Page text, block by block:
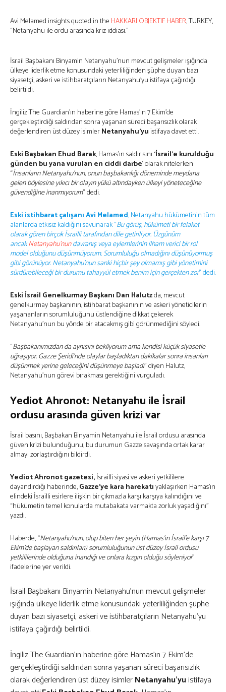
Avi Melamed insights quoted in the HAKKARI OBJEKTIF HABER, TURKEY,
“Netanyahu ile ordu arasında kriz iddiası.”
İsrail Başbakanı Binyamin Netanyahu’nun mevcut gelişmeler ışığında
ülkeye liderlik etme konusundaki yeterliliğinden şüphe duyan bazı
siyasetçi, askeri ve istihbaratçıların Netanyahu’yu istifaya çağırdığı
belirtildi.
İngiliz The Guardian’ın haberine göre Hamas’ın 7 Ekim’de
gerçekleştirdiği saldırıdan sonra yaşanan süreci başarısızlık olarak
değerlendiren üst düzey isimlerNetanyahu’yuistifaya davet etti.
Eski Başbakan Ehud Barak, Hamas’ın saldırısını ‘İsrail’e kurulduğu
günden bu yana vurulan en ciddi darbe‘ olarak nitelerken
“İnsanların Netanyahu’nun, onun başbakanlığı döneminde meydana
gelen böylesine yıkıcı bir olayın yükü altındayken ülkeyi yöneteceğine
güvendiğine inanmıyorum” dedi.
Eski istihbarat çalışanı Avi Melamed, Netanyahu hükümetinin tüm
alanlarda etkisiz kaldığını savunarak “Bu görüş, hükümeti bir felaket
olarak gören birçok İsrailli tarafından dile getiriliyor. Üzgünüm
ancakNetanyahu’nundavranış veya eylemlerinin ilham verici bir rol
model olduğunu düşünmüyorum. Sorumluluğu olmadığını düşünüyormuş
gibi görünüyor. Netanyahu’nun sanki hiçbir şey olmamış gibi yönetimini
sürdürebileceği bir durumu tahayyül etmek benim için gerçekten zor” dedi.
Eski İsrail Genelkurmay Başkanı Dan Halutzda, mevcut
genelkurmay başkanının, istihbarat başkanının ve askeri yöneticilerin
yaşananların sorumluluğunu üstlendiğine dikkat çekerek
Netanyahu’nun bu yönde bir atacakmış gibi görünmediğini söyledi.
“Başbakanımızdan da aynısını bekliyorum ama kendisi küçük siyasetle
uğraşıyor. Gazze Şeridi’nde olaylar başladıktan dakikalar sonra insanları
düşünmek yerine geleceğini düşünmeye başladı” diyen Halutz,
Netanyahu’nun görevi bırakması gerektiğini vurguladı.
Yediot Ahronot: Netanyahu ile İsrail
ordusu arasında güven krizi var
İsrail basını, Başbakan Binyamin Netanyahu ile İsrail ordusu arasında
güven krizi bulunduğunu, bu durumun Gazze savaşında ortak karar
almayı zorlaştırdığını bildirdi.
Yediot Ahronot gazetesi,İsrailli siyasi ve askeri yetkililere
dayandırdığı haberinde,Gazze’ye kara harekatıyaklaşırken Hamas’ın
elindeki İsrailli esirlere ilişkin bir çıkmazla karşı karşıya kalındığını ve
“hükümetin temel konularda mutabakata varmakta zorluk yaşadığını”
yazdı.
Haberde, “Netanyahu’nun, olup biten her şeyin (Hamas’ın İsrail’e karşı 7
Ekim’de başlayan saldırıları) sorumluluğunun üst düzey İsrail ordusu
yetkililerinde olduğuna inandığı ve onlara kızgın olduğu söyleniyor”
ifadelerine yer verildi.
İsrail Başbakanı Binyamin Netanyahu’nun mevcut gelişmeler
ışığında ülkeye liderlik etme konusundaki yeterliliğinden şüphe
duyan bazı siyasetçi, askeri ve istihbaratçıların Netanyahu’yu
istifaya çağırdığı belirtildi.
İngiliz The Guardian’ın haberine göre Hamas’ın 7 Ekim’de
gerçekleştirdiği saldırıdan sonra yaşanan süreci başarısızlık
olarak değerlendiren üst düzey isimlerNetanyahu’yuistifaya